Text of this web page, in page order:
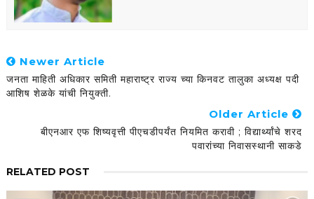
Newer Article
जनता माहिती अधिकार समिती महाराष्ट्र राज्य च्या किनवट तालुका अध्यक्ष पदी
आशिष शेळके यांची नियुक्ती.
Older Article
बीएनआर एफ शिष्यवृत्ती पीएचडीपर्यंत नियमित करावी ; विद्यार्थ्यांचे शरद
पवारांच्या निवासस्थानी साकडे
RELATED POST